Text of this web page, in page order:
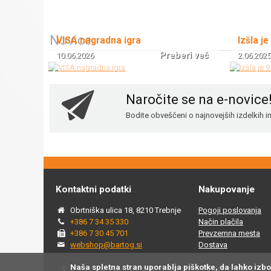
Novice
VISA nagradna igra
10.06.2026 Preberi več
Izšla
2.06.2025
Naročite se na e-novice!
Bodite obveščeni o najnovejših izdelkih
Kontaktni podatki
Obrtniška ulica 18, 8210 Trebnje
+386 7 34 35 330
+386 7 30 45 701
webshop@bartog.si
Nakupovanje
Pogoji poslovanja
Način plačila
Prevzemna mesta
Dostava
© 2015 - 2025 Spletna trgovina Bartog, v spletni trgovini
Naša spletna stran uporablja piškotke, da lahko